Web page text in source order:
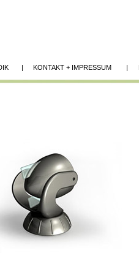
| KONTAKT + IMPRESSUM |